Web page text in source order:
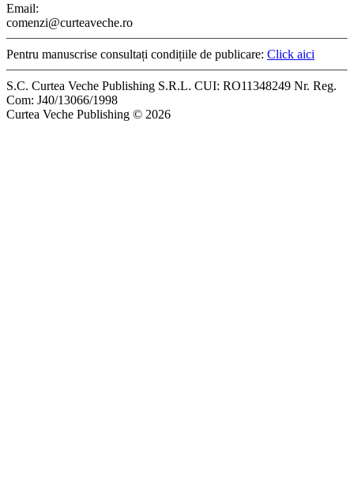
Email:
comenzi@curteaveche.ro
Pentru manuscrise consultați condițiile de publicare: Click aici
S.C. Curtea Veche Publishing S.R.L. CUI: RO11348249 Nr. Reg.
Com: J40/13066/1998
Curtea Veche Publishing © 2026